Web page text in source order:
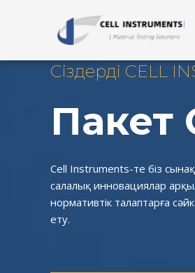
Сіздерді CELL
Пакет
Cell Instruments-те біз
салалық инновациялар
нормативтік талаптарға
ету.